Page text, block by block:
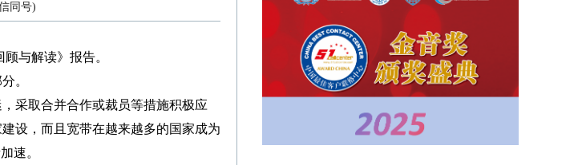
信同号)
与解读》报告。
。
采取合并合作或裁员等措施积极应
设，而且宽带在越来越多的国家成为
速。